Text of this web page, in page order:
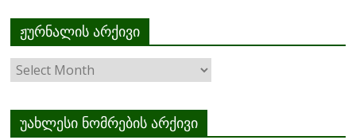
ჟურნალის არქივი
ჟურნალის
არქივი
უახლესი ნომრების არქივი